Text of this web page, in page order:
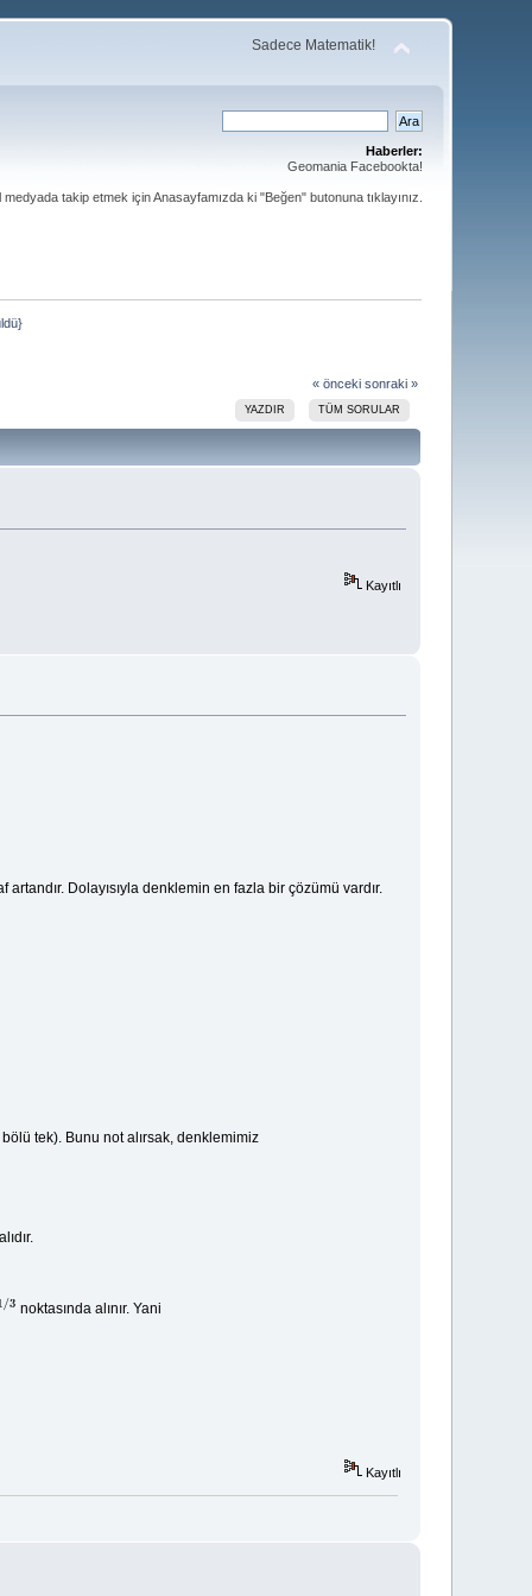
Sadece Matematik!
Haberler:
Geomania Facebookta!
takip etmek için Anasayfamızda ki "Beğen" butonuna tıklayınız.
« önceki sonraki »
YAZDIR TÜM SORULAR
Kayıtlı
Dolayısıyla denklemin en fazla bir çözümü vardır.
tek). Bunu not alırsak, denklemimiz
noktasında alınır. Yani
Kayıtlı